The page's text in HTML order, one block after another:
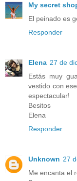
My secret
El peinado es
Responder
Elena 27 de
Estás muy
vestido con
espectacular!
Besitos
Elena
Responder
Unknown 27
Me encanta el